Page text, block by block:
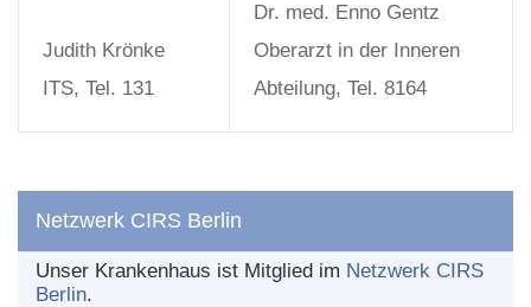
Judith Krönke
ITS, Tel. 131
Dr. med. Enno Gentz
Oberarzt in der Inneren
Abteilung, Tel. 8164
Netzwerk CIRS Berlin
Unser Krankenhaus ist Mitglied im Netzwerk CIRS
Berlin.